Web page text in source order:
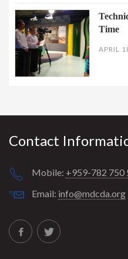
Time
APRIL
Contact
Mobile: +959-782 750
Email: info@mdcda.org